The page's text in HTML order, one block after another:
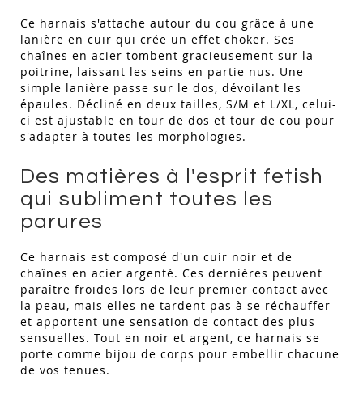
Ce harnais s'attache autour du cou grâce à une
lanière en cuir qui crée un effet choker. Ses
chaînes en acier tombent gracieusement sur la
poitrine, laissant les seins en partie nus. Une
simple lanière passe sur le dos, dévoilant les
épaules. Décliné en deux tailles, S/M et L/XL, celui-
ci est ajustable en tour de dos et tour de cou pour
s'adapter à toutes les morphologies.
Des matières à l'esprit fetish
qui subliment toutes les
parures
Ce harnais est composé d'un cuir noir et de
chaînes en acier argenté. Ces dernières peuvent
paraître froides lors de leur premier contact avec
la peau, mais elles ne tardent pas à se réchauffer
et apportent une sensation de contact des plus
sensuelles. Tout en noir et argent, ce harnais se
porte comme bijou de corps pour embellir chacune
de vos tenues.